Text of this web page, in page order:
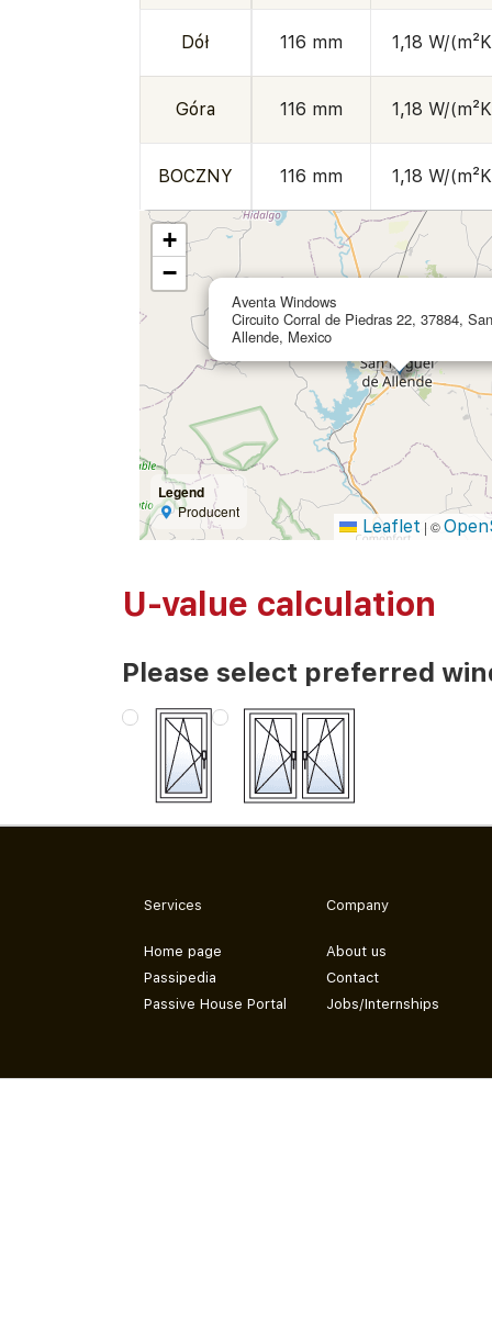
Dół 116 mm 1,18 W/
Góra 116 mm 1,18 W/
BOCZNY 116 mm 1,18 W/
Aventa Windows
Circuito Corral de Piedras 22, 37884,
Allende, Mexico
+
−
Legend
Producent
Leaflet | ©
U-value calculation
Please select preferred
Services
Home page
Passipedia
Passive House Portal
Company
About us
Contact
Jobs/Internships